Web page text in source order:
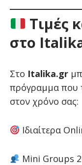
Τιμές
στο
Στο Italika.gr
πρόγραμμα που
στον χρόνο σας:
Ιδιαίτερα
Mini Groups